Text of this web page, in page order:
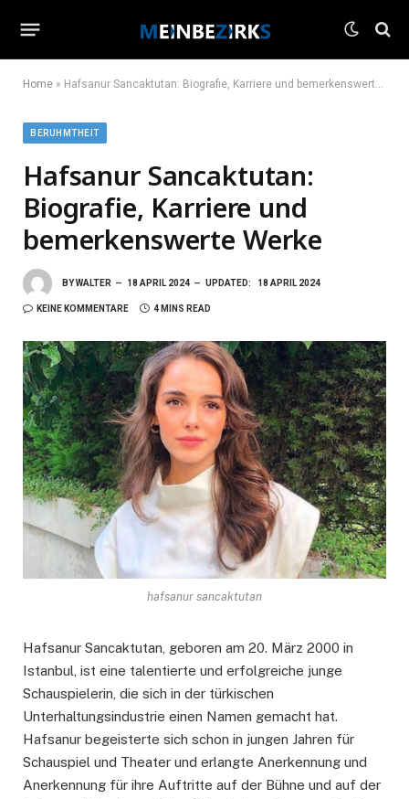
Home » Hafsanur Sancaktutan: Biografie, Karriere und bemerkenswerte Werke
BERUHMTHEIT
Hafsanur Sancaktutan:
Biografie, Karriere und
bemerkenswerte Werke
BYWALTER 18 APRIL 2024 UPDATED: 18 APRIL 2024
KEINE KOMMENTARE 4 MINS READ
hafsanur sancaktutan
Hafsanur Sancaktutan, geboren am 20. März 2000 in
Istanbul, ist eine talentierte und erfolgreiche junge
Schauspielerin, die sich in der türkischen
Unterhaltungsindustrie einen Namen gemacht hat.
Hafsanur begeisterte sich schon in jungen Jahren für
Schauspiel und Theater und erlangte Anerkennung und
Anerkennung für ihre Auftritte auf der Bühne und auf der